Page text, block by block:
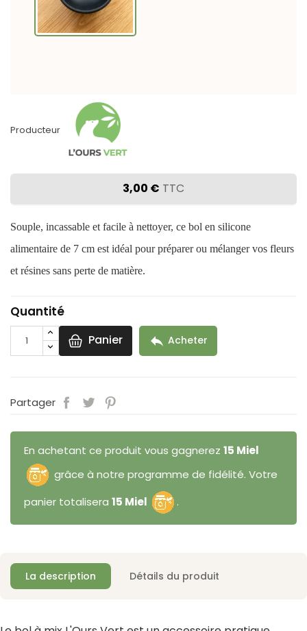
Producteur
3,00 € TTC
Souple, incassable et facile à nettoyer, ce bol en silicone
alimentaire de 7 cm est idéal pour préparer ou mélanger vos fleurs
et résines sans perte de matière.
Quantité
Panier  Acheter
Partager
En achetant ce produit vous gagnerez 15 Miel
grâce à notre programme de fidélité. Votre
panier totalisera 15 Miel .
La description Détails du produit